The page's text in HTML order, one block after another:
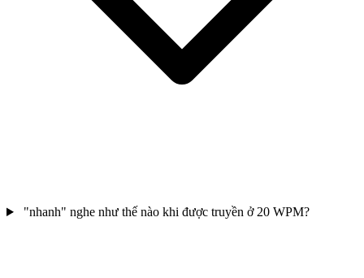
"nhanh" nghe như thế nào khi được truyền ở 20 WPM?